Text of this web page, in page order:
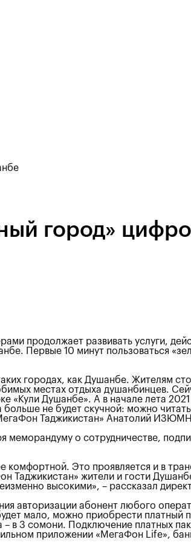
город»
продолжает развивать услуги,
Первые 10 минут пользоваться
городах, как Душанбе. Жителям
местах отдыха душанбинцев.
Душанбе». А в начале лета
не будет скучной: можно
Таджикистан» Анатолий
меморандуму о сотрудничестве,
Это проявляется и в
Таджикистан» жители и гости
высокими», – рассказал
авторизации абонент любого
мало, можно приобрести платный
в 3 сомони. Подключение платных
приложении «МегаФон Life»,